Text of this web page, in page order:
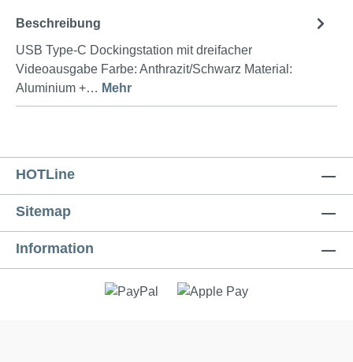
Beschreibung
USB Type-C Dockingstation mit dreifacher
Videoausgabe Farbe: Anthrazit/Schwarz Material:
Aluminium +… Mehr
HOTLine
Sitemap
Information